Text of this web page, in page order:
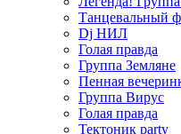
Танцевальный
Dj НИЛ
Голая правда
Группа Земляне
Пенная
Группа Вирус
Голая правда
Тектоник party